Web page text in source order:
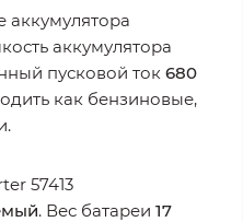
аккумулятора
пусковой ток 680
как бензиновые,
57413
. Вес батареи 17